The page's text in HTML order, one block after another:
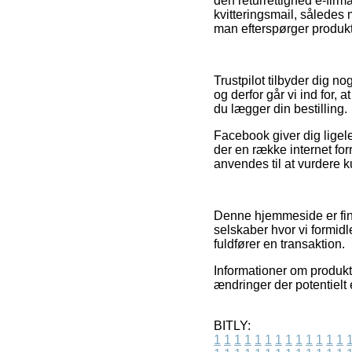
kvitteringsmail, således
man efterspørger
Trustpilot tilbyder dig
og derfor går vi ind for,
du lægger din bestilling.
Facebook giver dig
der en række internet
anvendes til at vurdere
Denne hjemmeside er
selskaber hvor vi
fuldfører en transaktion.
Informationer om
ændringer der potentielt
BITLY:
1 1 1 1 1 1 1 1 1 1 1 1 1